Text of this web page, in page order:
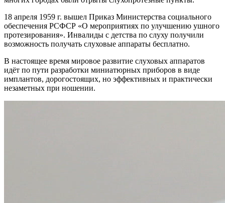
18 апреля 1959 г. вышел Приказ Министерства социального
обеспечения РСФСР «О мероприятиях по улучшению ушного
протезирования». Инвалиды с детства по слуху получили
возможность получать слуховые аппараты бесплатно.
В настоящее время мировое развитие слуховых аппаратов
идёт по пути разработки миниатюрных приборов в виде
имплантов, дорогостоящих, но эффективных и практически
незаметных при ношении.